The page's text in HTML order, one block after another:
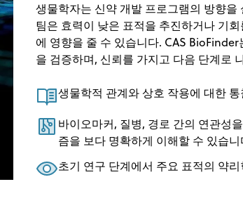
생물학자는 신약 개발 프로그램의 방향
팀은 효력이 낮은 표적을 추진하거나 기
에 영향을 줄 수 있습니다. CAS
을 검증하며, 신뢰를 가지고 다음 단계로
생물학적 관계와 상호 작용에 대한
바이오마커, 질병, 경로 간의 연관성
즘을 보다 명확하게 이해할 수 있습니
초기 연구 단계에서 주요 표적의 약